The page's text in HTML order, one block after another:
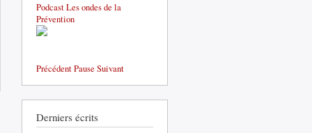
Podcast Les ondes de la
Prévention
PrécédentPause Suivant
Derniers écrits